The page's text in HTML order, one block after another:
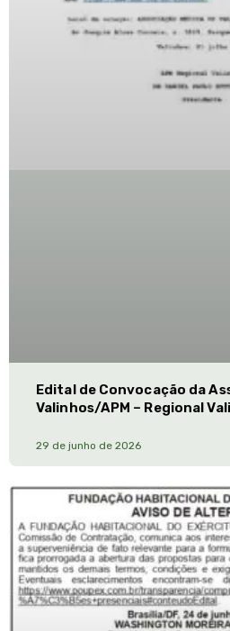
Edital de Convocação da
Valinhos/APM – Regional
29 de junho de 2026